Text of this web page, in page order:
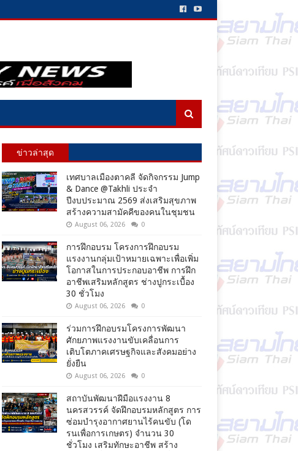
ข่าวล่าสุด
เทศบาลเมืองตาคลี จัดกิจกรรม Jump
& Dance @Takhli ประจำ
ปีงบประมาณ 2569 ส่งเสริมสุขภาพ
สร้างความสามัคคีของคนในชุมชน
August 06, 2026 0
การฝึกอบรม โครงการฝึกอบรม
แรงงานกลุ่มเป้าหมายเฉพาะเพื่อเพิ่ม
โอกาสในการประกอบอาชีพ การฝึก
อาชีพเสริมหลักสูตร ช่างปูกระเบื้อง
30 ชั่วโมง
August 06, 2026 0
ร่วมการฝึกอบรมโครงการพัฒนา
ศักยภาพแรงงานขับเคลื่อนการ
เติบโตภาคเศรษฐกิจและสังคมอย่าง
ยั่งยืน
August 06, 2026 0
สถาบันพัฒนาฝีมือแรงงาน 8
นครสวรรค์ จัดฝึกอบรมหลักสูตร การ
ซ่อมบำรุงอากาศยานไร้คนขับ (โด
รนเพื่อการเกษตร) จำนวน 30
ชั่วโมง เสริมทักษะอาชีพ สร้าง